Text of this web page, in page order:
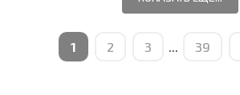
1 2 3 ... 39